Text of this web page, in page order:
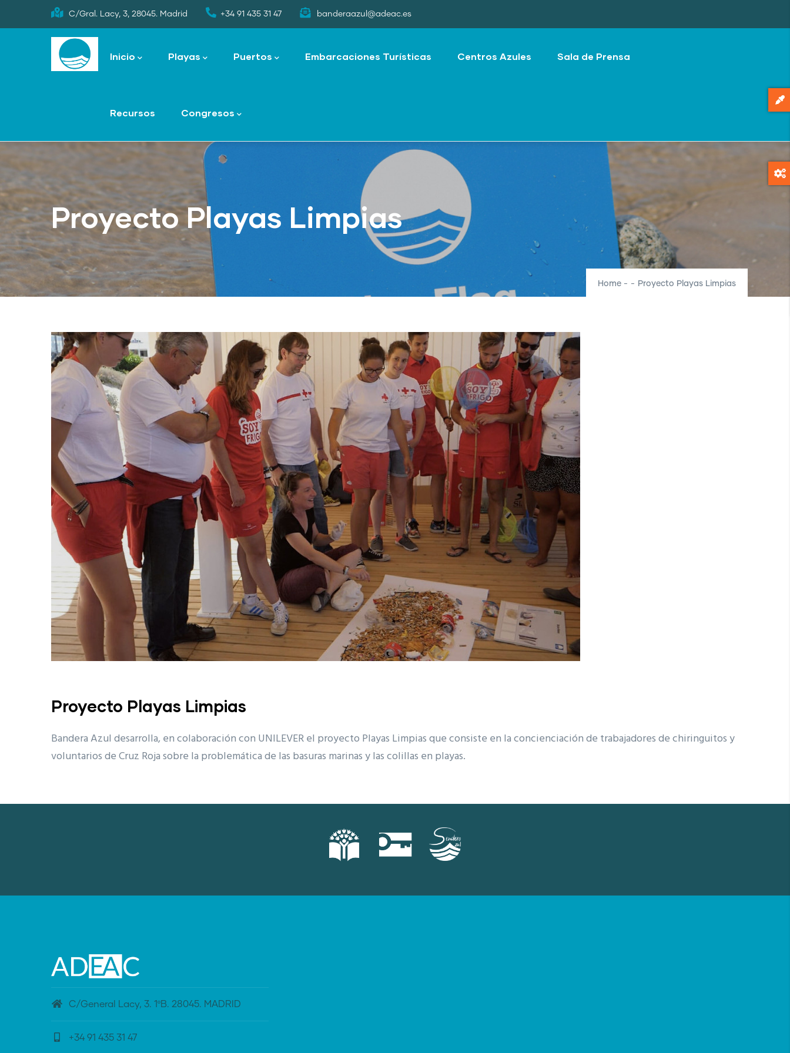
to
C/Gral. Lacy, 3, 28045. Madrid +34 91 435 31 47 banderaazul@adeac.es
navigation
Inicio Playas Puertos Embarcaciones Turísticas Centros Azules Sala de Prensa
Recursos Congresos
Proyecto Playas Limpias
Home - - Proyecto Playas Limpias
Proyecto Playas Limpias
Bandera Azul desarrolla, en colaboración con UNILEVER el proyecto Playas Limpias que consiste en la concienciación de trabajadores de chiringuitos y
voluntarios de Cruz Roja sobre la problemática de las basuras marinas y las colillas en playas.
C/General Lacy, 3. 1ºB. 28045. MADRID
+34 91 435 31 47